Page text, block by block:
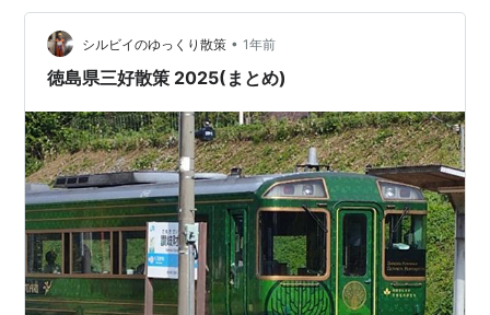
シルビイのゆっくり散策 • 1年前
徳島県三好散策 2025(まとめ)